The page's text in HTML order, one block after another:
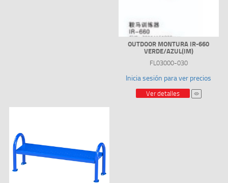
OUTDOOR MONTURA IR-660
VERDE/AZUL(IM)
FL03000-030
Inicia sesión para ver precios
Ver detalles